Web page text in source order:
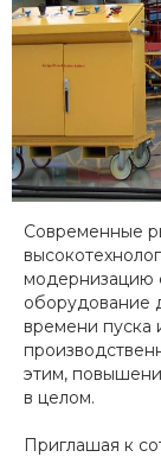
Современные
модернизацию
оборудование
времени пуска
этим,
в целом.
Приглашая к